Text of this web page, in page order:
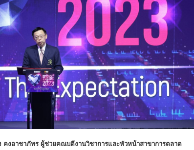
คงอาชาภัทร ผู้ช่วยคณบดีงานวิชาการและหัวหน้าสาขาการตลาด